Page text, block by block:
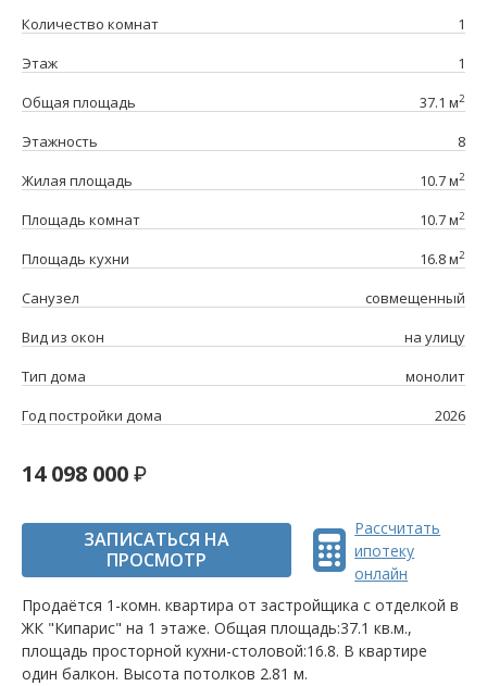
Количество комнат
1
Этаж
1
Общая площадь
37.1 м2
Этажность
8
Жилая площадь
10.7 м2
Площадь комнат 10.7 м2
Площадь кухни 16.8 м2
Санузел
совмещенный
Вид из окон
на улицу
Тип дома
монолит
Год постройки дома
2026
14 098 000
ЗАПИСАТЬСЯ НА
ПРОСМОТР
Рассчитать
ипотеку
онлайн
Продаётся 1-комн. квартира от застройщика c отделкой в
ЖК "Кипарис" на 1 этаже. Общая площадь:37.1 кв.м.,
площадь просторной кухни-столовой:16.8. B квартире
один балкон. Высота потолков 2.81 м.